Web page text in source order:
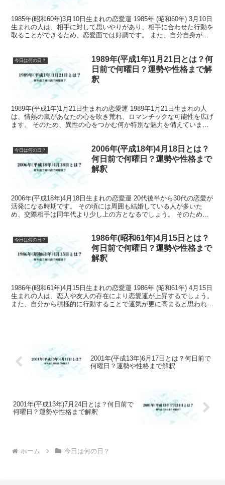
1985年(昭和60年)3月10日生まれの恋愛運 1985年 (昭和60年) 3月10日
生まれの人は、相手に対して思いやりがあり、相手に合わせた行動を
取ることができるため、恋愛面では好調です。 また、自分自身が納
今日は何の日？
1989年(平成1年)1月21日とは？何
日前で何曜日？運勢や性格まで解
釈
1989年(平成1年)1月21日生まれの恋愛運 1989年1月21日生まれの人
は、情熱の嵐があなたの心を吹き荒れ、ロマンチックな可能性を広げ
ます。 そのため、異性の心をつかむ何か特別な魅力を備えていま
今日は何の日？
2006年(平成18年)4月18日とは？
何日前で何曜日？運勢や性格まで
解釈
2006年(平成18年)4月18日生まれの恋愛運 20代後半から30代の恋愛が
活発になる時期です。 その頃には周囲も結婚している人が多いた
め、交際相手は同年代より少し上の方となるでしょう。 そのため、
今日は何の日？
1986年(昭和61年)4月15日とは？
何日前で何曜日？運勢や性格まで
解釈
1986年(昭和61年)4月15日生まれの恋愛運 1986年 (昭和61年) 4月15日
生まれの人は、恋人や友人の存在により恋愛運が上昇するでしょう。
また、自分から積極的に行動することで運気が更に高まると思われま
2001年(平成13年)6月17日とは？何日前で
何曜日？運勢や性格まで解釈
2001年(平成13年)7月24日とは？何日前で
何曜日？運勢や性格まで解釈
ホーム 今日は何の日？